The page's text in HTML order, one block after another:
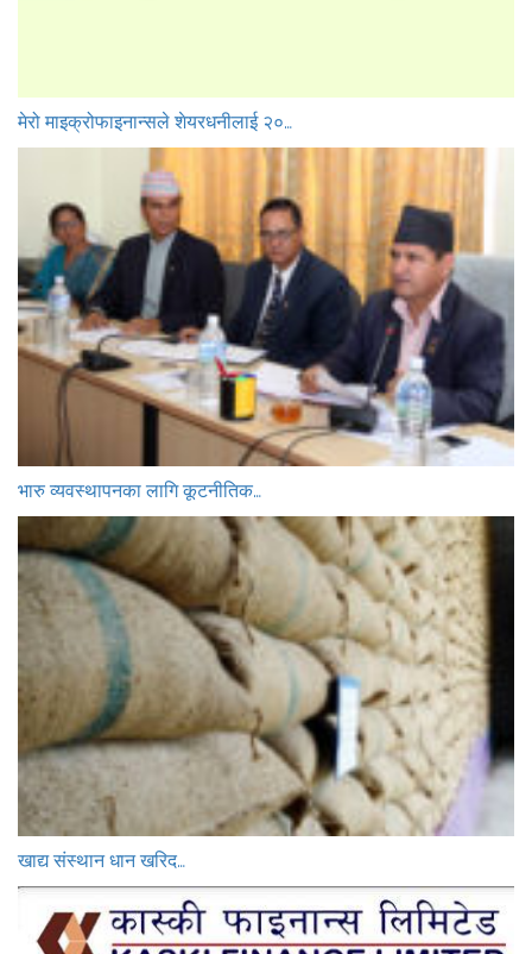
मेरो माइक्रोफाइनान्सले शेयरधनीलाई २०…
भारु व्यवस्थापनका लागि कूटनीतिक…
खाद्य संस्थान धान खरिद…